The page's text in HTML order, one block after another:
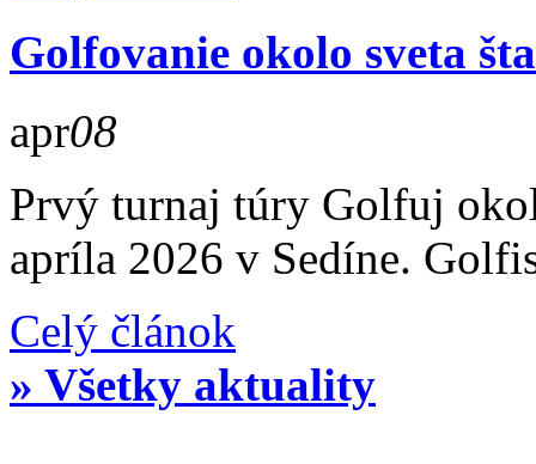
Golfovanie okolo sveta
apr08
Prvý turnaj túry Golfuj
apríla 2026 v Sedíne.
Celý článok
» Všetky aktuality